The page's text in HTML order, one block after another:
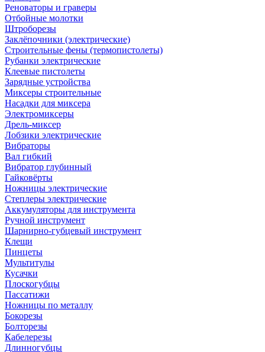
Реноваторы и граверы
Отбойные молотки
Штроборезы
Заклёпочники (электрические)
Строительные фены (термопистолеты)
Рубанки электрические
Клеевые пистолеты
Зарядные устройства
Миксеры строительные
Насадки для миксера
Электромиксеры
Дрель-миксер
Лобзики электрические
Вибраторы
Вал гибкий
Вибратор глубинный
Гайковёрты
Ножницы электрические
Степлеры электрические
Аккумуляторы для инструмента
Ручной инструмент
Шарнирно-губцевый инструмент
Клещи
Пинцеты
Мультитулы
Кусачки
Плоскогубцы
Пассатижи
Ножницы по металлу
Бокорезы
Болторезы
Кабелерезы
Длинногубцы